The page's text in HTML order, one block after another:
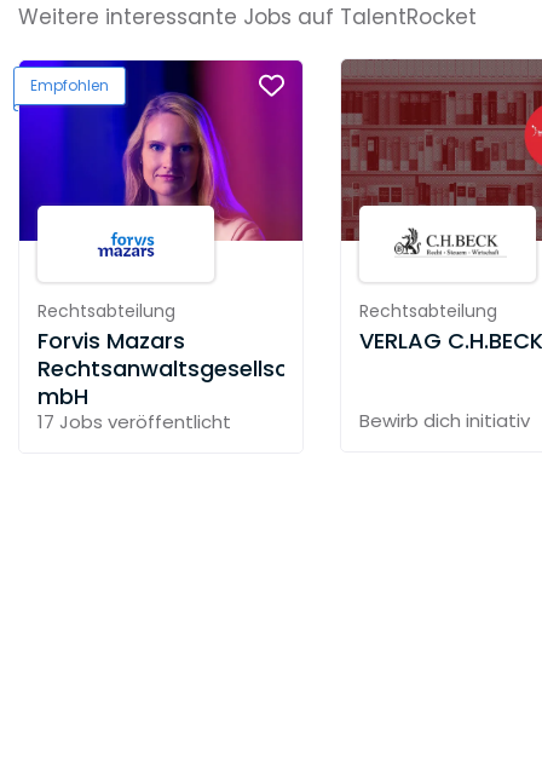
Weitere interessante Jobs auf TalentRocket
Empfohlen
Rechtsabteilung
Forvis Mazars
Rechtsanwaltsgesellschaft
mbH
17 Jobs veröffentlicht
Rechtsabteilung
VERLAG
Bewirb dich initiativ